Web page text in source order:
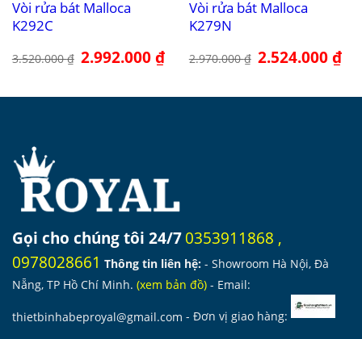
Vòi rửa bát Malloca
K292C
3.520.000₫ Giá
gốc
2.992.000₫Giá
hiện
2.992.000 ₫.
Vòi rửa bát Malloca
K279N
2.970.000₫ Giá
gốc
2.524.000₫Giá
Gọi cho chúng tôi 24/70353911868 ,
0978028661 Thông tin liên hệ: - Showroom Hà Nội, Đà
Nẵng, TP Hồ Chí Minh. (xem bản đồ) - Email:
thietbinhabeproyal@gmail.com - Đơn vị giao hàng: